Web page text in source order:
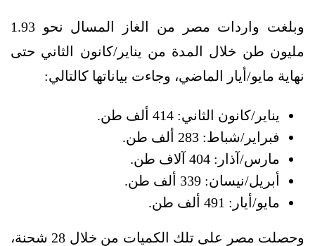
وبلغت واردات مصر من الغاز المسال نحو 1.93
مليون طن خلال المدة من يناير/كانون الثاني حتى
نهاية مايو/أيار الماضي، وجاءت بياناتها كالتالي:
يناير/كانون الثاني: 414 ألف طن.
فبراير/شباط: 283 ألف طن.
مارس/آذار: 404 آلاف طن.
أبريل/نيسان: 339 ألف طن.
مايو/أيار: 491 ألف طن.
وحصلت مصر على تلك الكميات من خلال 28 شحنة،